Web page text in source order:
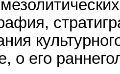
о его